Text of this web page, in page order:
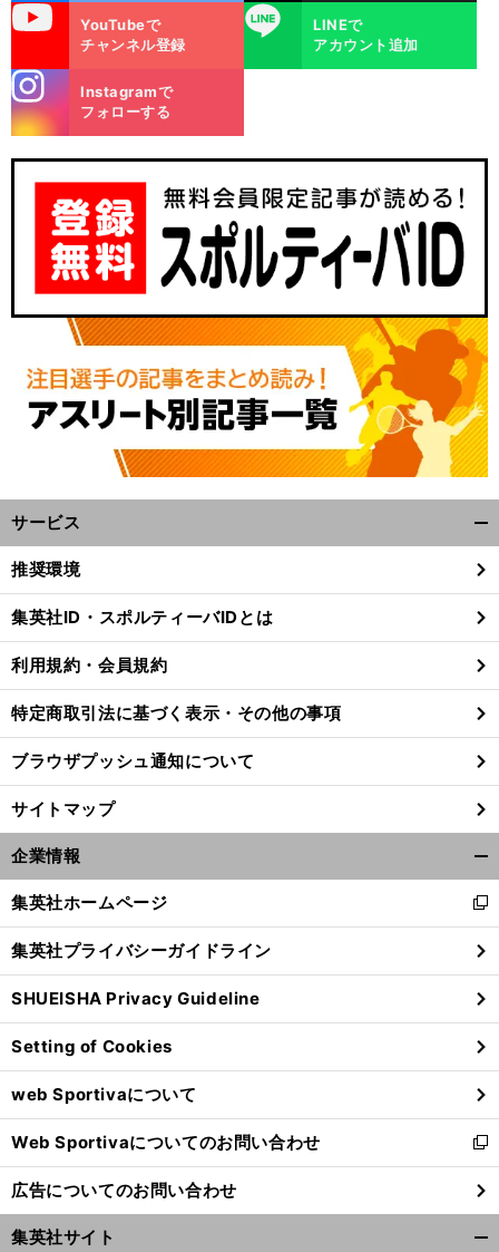
前
へ
YouTubeで
チャンネル登録
LINE
LINEで
アカウント追加
m
Instagramで
フォローする
サービス
閉
る
推奨環境
集英社ID・スポルティーバIDとは
利用規約・会員規約
特定商取引法に基づく表示・その他の事項
ブラウザプッシュ通知について
サイトマップ
企業情報
閉
る
集英社ホームページ
新
し
い
ウ
ィ
ン
ド
ウ
で
開
く
集英社プライバシーガイドライン
SHUEISHA Privacy Guideline
Setting of Cookies
web Sportivaについて
Web Sportivaについてのお問い合わせ
新
し
い
ウ
ィ
広告についてのお問い合わせ
集英社サイト